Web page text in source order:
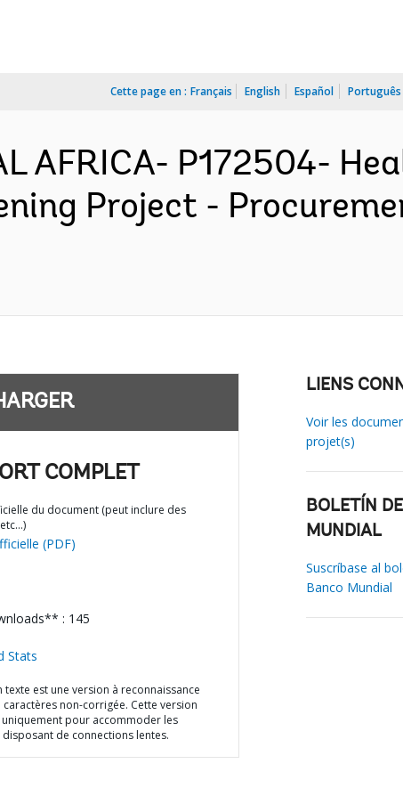
Cette page en : Français English Español Português
AFRICA- P172504-
Project -
COMPLET
du document (peut inclure des
(PDF)
: 145
Stats
texte est une version à reconnaissance
non-corrigée. Cette version
pour accommoder les
de connections lentes.
LIENS
Voir les
projet(s)
BOLETÍN
MUNDIAL
Suscríbase al
Banco Mundial